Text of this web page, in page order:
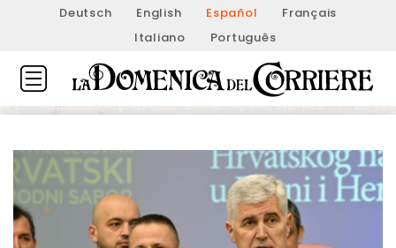
Deutsch English Español
Français
Italiano
Português